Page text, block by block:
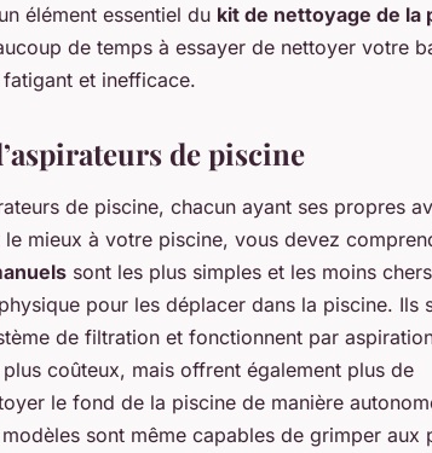
élément essentiel du kit de nettoyage de la
de temps à essayer de nettoyer votre
et inefficace.
de piscine
de piscine, chacun ayant ses propres
mieux à votre piscine, vous devez
sont les plus simples et les moins
pour les déplacer dans la piscine. Ils
de filtration et fonctionnent par
coûteux, mais offrent également plus de
le fond de la piscine de manière
sont même capables de grimper aux